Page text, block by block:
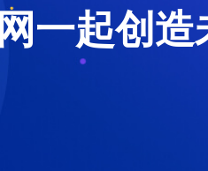
一起创造